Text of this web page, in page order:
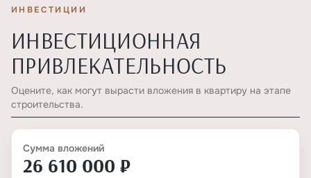
ИНВЕСТИЦИИ
ИНВЕСТИЦИОННАЯ
ПРИВЛЕКАТЕЛЬНОСТЬ
Оцените, как могут вырасти вложения в квартиру на этапе
строительства.
Сумма вложений
26 610 000 ₽